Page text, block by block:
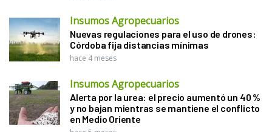
Insumos Agropecuarios
Nuevas regulaciones para el uso de drones:
Córdoba fija distancias mínimas
hace 4 meses
Insumos Agropecuarios
Alerta por la urea: el precio aumentó un 40 %
y no bajan mientras se mantiene el conflicto
en Medio Oriente